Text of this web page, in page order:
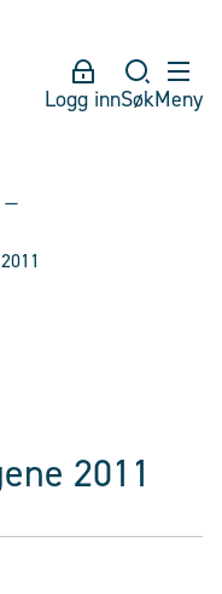
Logg innSøkMeny
2011